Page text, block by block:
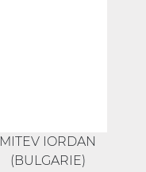
MITEV IORDAN
(BULGARIE)